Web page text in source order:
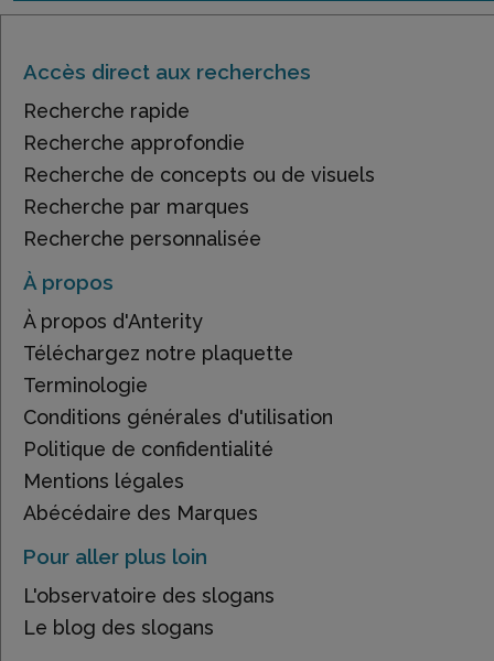
Accès direct aux recherches
Recherche rapide
Recherche approfondie
Recherche de concepts ou de visuels
Recherche par marques
Recherche personnalisée
À propos
À propos d'Anterity
Téléchargez notre plaquette
Terminologie
Conditions générales d'utilisation
Politique de confidentialité
Mentions légales
Abécédaire des Marques
Pour aller plus loin
L'observatoire des slogans
Le blog des slogans